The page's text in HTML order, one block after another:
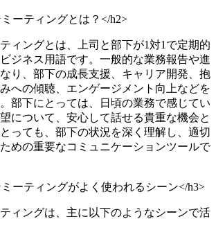
ーティングとは？</h2>
ィングとは、上司と部下が1対1で定期的
ジネス用語です。一般的な業務報告や進
り、部下の成長支援、キャリア開発、抱
への傾聴、エンゲージメント向上などを
部下にとっては、日頃の業務で感じてい
について、安心して話せる貴重な機会と
っても、部下の状況を深く理解し、適切
めの重要なコミュニケーションツールで
ーティングがよく使われるシーン</h3>
ィングは、主に以下のようなシーンで活